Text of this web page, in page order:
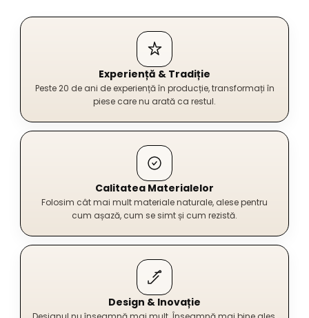
Experiență & Tradiție
Peste 20 de ani de experiență în producție, transformați în
piese care nu arată ca restul.
Calitatea Materialelor
Folosim cât mai mult materiale naturale, alese pentru
cum așază, cum se simt și cum rezistă.
Design & Inovație